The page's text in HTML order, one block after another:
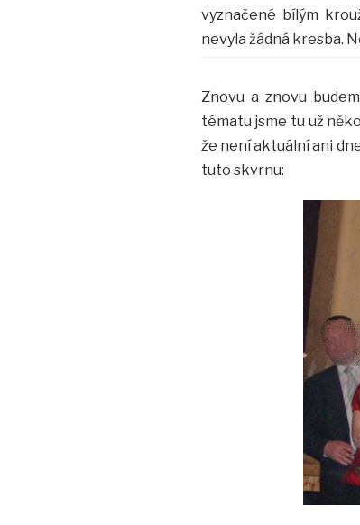
vyznačené bílým
nevyla žádná kresba.
Znovu a znovu
tématu jsme tu už
že není aktuální ani
tuto skvrnu: